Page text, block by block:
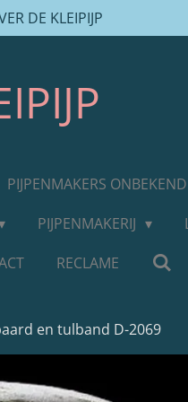
DE KLEIPIJP
PIJPENMAKERS
PIJPENMAKERIJ
RECLAME
en tulband D-2069